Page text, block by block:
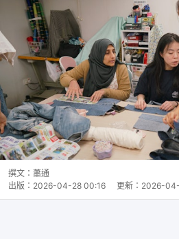
撰文： 蕭通
出版： 2026-04-28 00:16 更新： 2026-